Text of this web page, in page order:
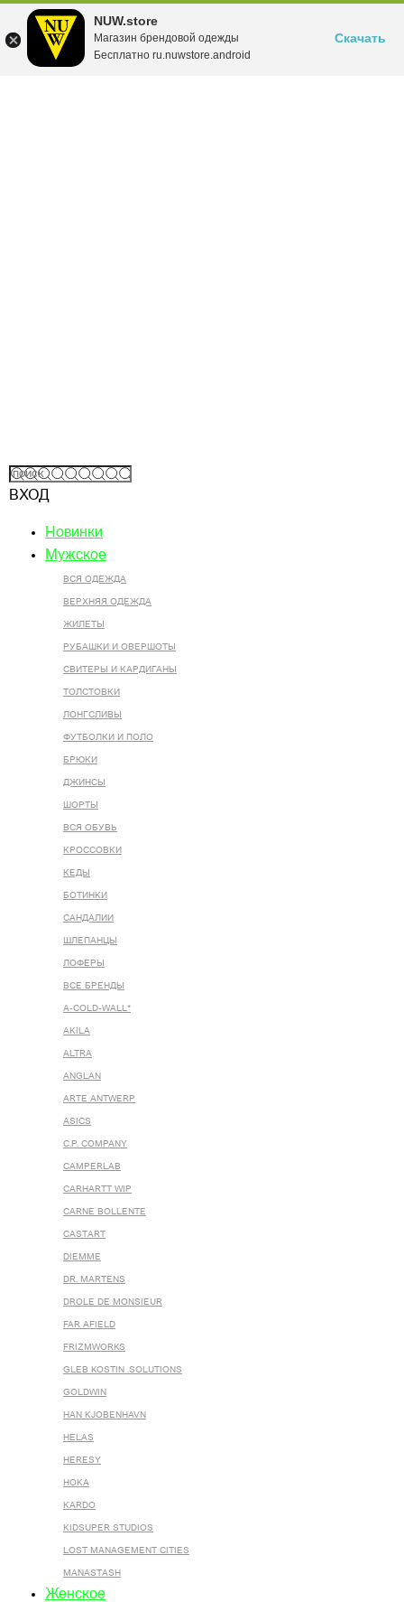
NUW.store
Магазин брендовой одежды
Бесплатно ru.nuwstore.android
Скачать
ВХОД
Новинки
Мужское
ВСЯ ОДЕЖДА
ВЕРХНЯЯ ОДЕЖДА
ЖИЛЕТЫ
РУБАШКИ И ОВЕРШОТЫ
СВИТЕРЫ И КАРДИГАНЫ
ТОЛСТОВКИ
ЛОНГСЛИВЫ
ФУТБОЛКИ И ПОЛО
БРЮКИ
ДЖИНСЫ
ШОРТЫ
ВСЯ ОБУВЬ
КРОССОВКИ
КЕДЫ
БОТИНКИ
САНДАЛИИ
ШЛЕПАНЦЫ
ЛОФЕРЫ
ВСЕ БРЕНДЫ
A-COLD-WALL*
AKILA
ALTRA
ANGLAN
ARTE ANTWERP
ASICS
C.P. COMPANY
CAMPERLAB
CARHARTT WIP
CARNE BOLLENTE
CASTART
DIEMME
DR. MARTENS
DROLE DE MONSIEUR
FAR AFIELD
FRIZMWORKS
GLEB KOSTIN .SOLUTIONS
GOLDWIN
HAN KJOBENHAVN
HELAS
HERESY
HOKA
KARDO
KIDSUPER STUDIOS
LOST MANAGEMENT CITIES
MANASTASH
Женское